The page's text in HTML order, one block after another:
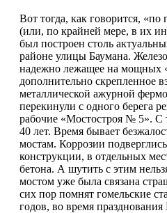
Вот тогда, как говорится, «по
(или, по крайней мере, в их
был построен столь
районе улицы Баумана.
надежно лежащее на мощных
дополнительно скрепленное
металлической ажурной
перекинули с одного берега
рабочие «Мостостроя № 5». С
40 лет. Время бывает
мостам. Коррозии
конструкции, в отдельных
бетона. А шутить с этим
мостом уже была связана
сих пор помнят гомельские
годов, во время